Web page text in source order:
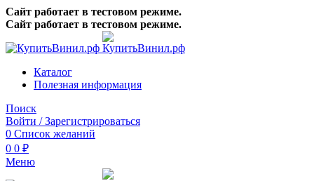
Сайт работает в тестовом режиме.
Сайт работает в тестовом режиме.
Каталог
Полезная информация
Поиск
Войти / Зарегистрироваться
0 Список желаний
0 0 ₽
Меню